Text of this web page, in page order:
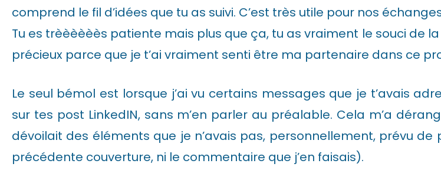
comprend le fil d’idées que tu as suivi. C’est très utile pour nos
Tu es trèèèèèès patiente mais plus que ça, tu as vraiment le souci de
précieux parce que je t’ai vraiment senti être ma partenaire dans ce
Le seul bémol est lorsque j’ai vu certains messages que je t’avais
sur tes post LinkedIN, sans m’en parler au préalable. Cela m’a
dévoilait des éléments que je n’avais pas, personnellement, prévu
précédente couverture, ni le commentaire que j’en faisais).